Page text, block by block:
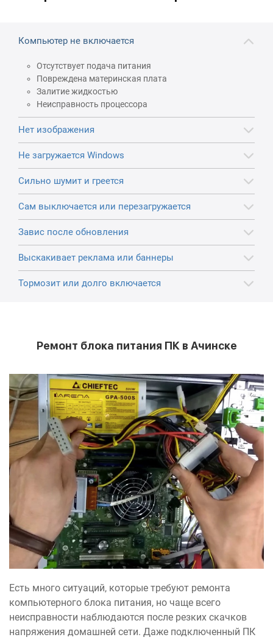
Компьютер не включается
Отсутствует подача питания
Повреждена материнская плата
Залитие жидкостью
Неисправность процессора
Нет изображения
Не загружается Windows
Сильно шумит и греется
Сам выключается или перезагружается
Завис после обновления
Выскакивает реклама или баннеры
Тормозит или долго включается
Ремонт блока питания ПК в Ачинске
Есть много ситуаций, которые требуют ремонта
компьютерного блока питания, но чаще всего
неисправности наблюдаются после резких скачков
напряжения домашней сети. Даже подключенный ПК